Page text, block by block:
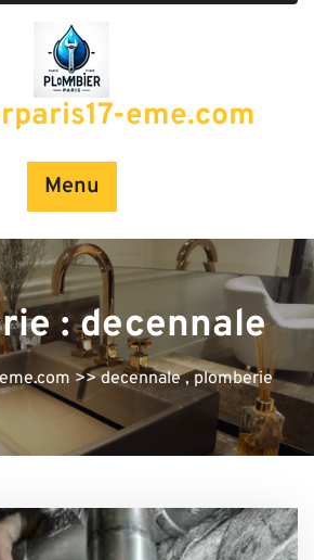
eme.com
Menu
:decennale
>>decennale,plomberie